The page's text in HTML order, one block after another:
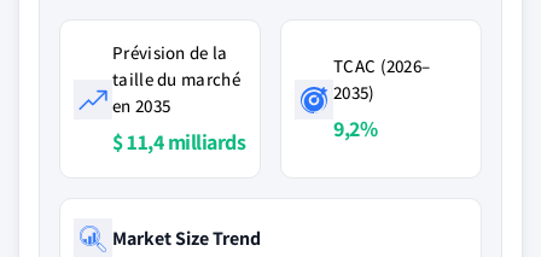
Prévision de la
taille du marché
en 2035
$ 11,4 milliards
TCAC (2026–
2035)
9,2%
Market Size Trend